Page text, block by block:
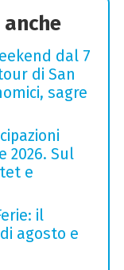
dal 7
di San
sagre
2026. Sul
e
il
agosto e